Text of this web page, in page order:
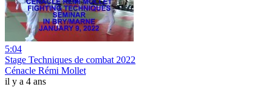
5:04
Stage Techniques de combat 2022
Cénacle Rémi Mollet
il y a 4 ans